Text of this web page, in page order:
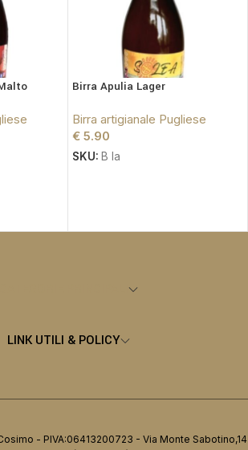
Birra Apulia Lager
Birra artigianale Pugliese
€ 5.90
SKU: B la
LINK UTILI & POLICY
- PIVA:06413200723 - Via Monte Sabotino,14